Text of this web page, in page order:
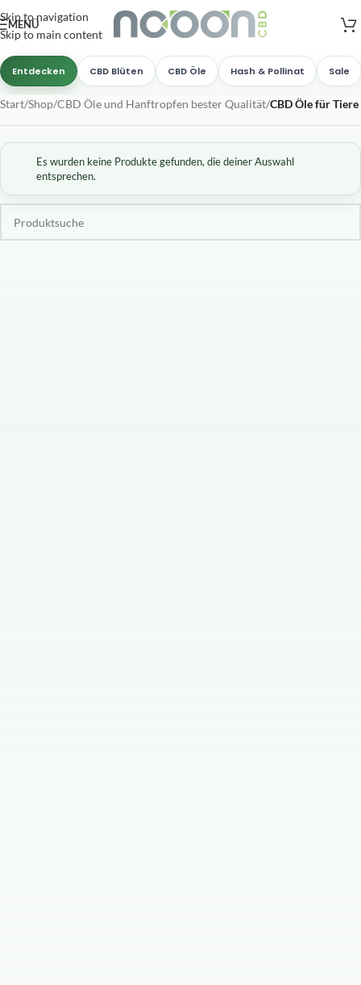
Skip to navigation
Skip to main content
Versandkostenfreie Lieferung nach AT, DE ab
MENÜ
Entdecken CBD Blüten CBD Öle Hash & Pollinat Sale
Start/Shop/CBD Öle und Hanftropfen bester Qualität/CBD Öle für Tiere
Es wurden keine Produkte gefunden, die deiner Auswahl
entsprechen.